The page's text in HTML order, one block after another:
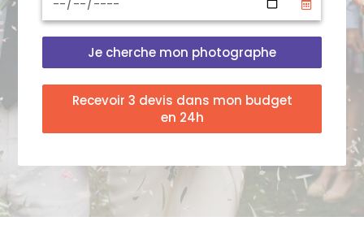
Je cherche mon photographe
Recevoir 3 devis dans mon budget
en 24h